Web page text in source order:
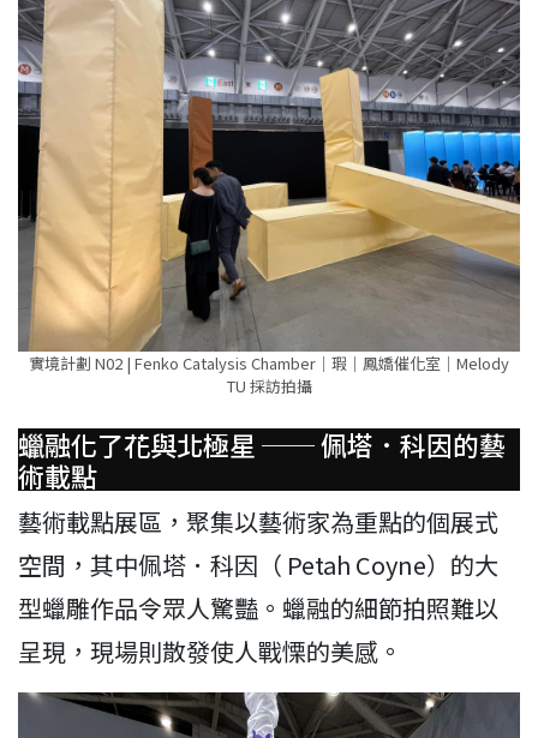
實境計劃 N02 | Fenko Catalysis Chamber｜瑕｜鳳嬌催化室｜Melody
TU 採訪拍攝
蠟融化了花與北極星 ── 佩塔．科因的藝
術載點
藝術載點展區，聚集以藝術家為重點的個展式
空間，其中佩塔．科因（ Petah Coyne）的大
型蠟雕作品令眾人驚豔。蠟融的細節拍照難以
呈現，現場則散發使人戰慄的美感。